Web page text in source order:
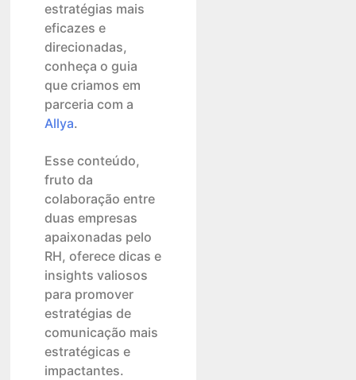
estratégias mais
eficazes e
direcionadas,
conheça o guia
que criamos em
parceria com a
Allya.
Esse conteúdo,
fruto da
colaboração entre
duas empresas
apaixonadas pelo
RH, oferece dicas e
insights valiosos
para promover
estratégias de
comunicação mais
estratégicas e
impactantes.